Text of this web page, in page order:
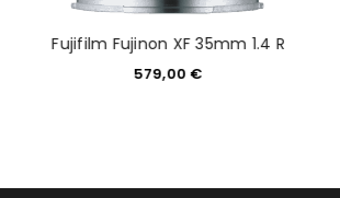
Fujifilm Fujinon XF 35mm 1.4 R
579,00€